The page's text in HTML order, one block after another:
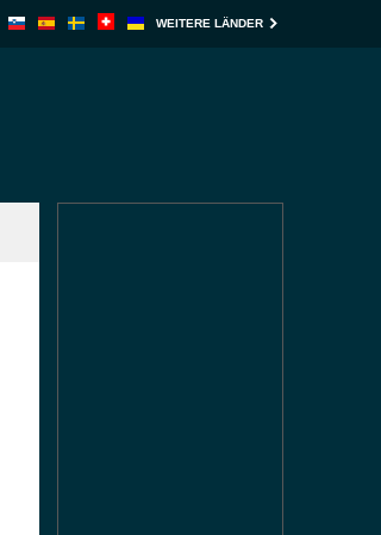
WEITERE LÄNDER